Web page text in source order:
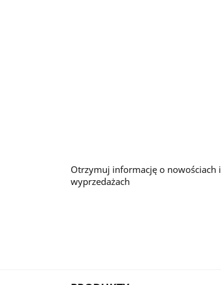
Otrzymuj informację o nowościach i
wyprzedażach